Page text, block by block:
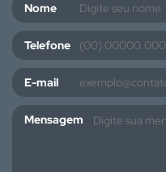
Nome
Telefone
E-mail
Mensagem